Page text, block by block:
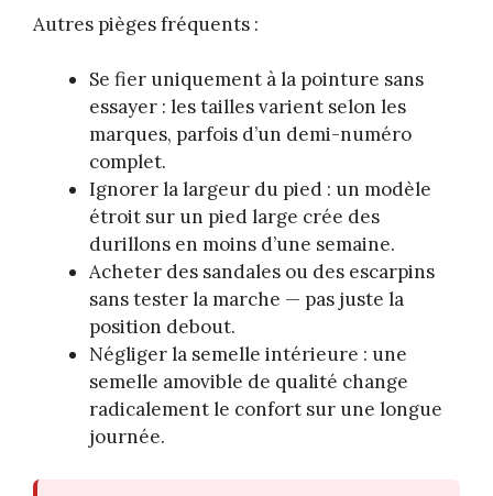
Autres pièges fréquents :
Se fier uniquement à la pointure sans
essayer : les tailles varient selon les
marques, parfois d’un demi-numéro
complet.
Ignorer la largeur du pied : un modèle
étroit sur un pied large crée des
durillons en moins d’une semaine.
Acheter des sandales ou des escarpins
sans tester la marche — pas juste la
position debout.
Négliger la semelle intérieure : une
semelle amovible de qualité change
radicalement le confort sur une longue
journée.